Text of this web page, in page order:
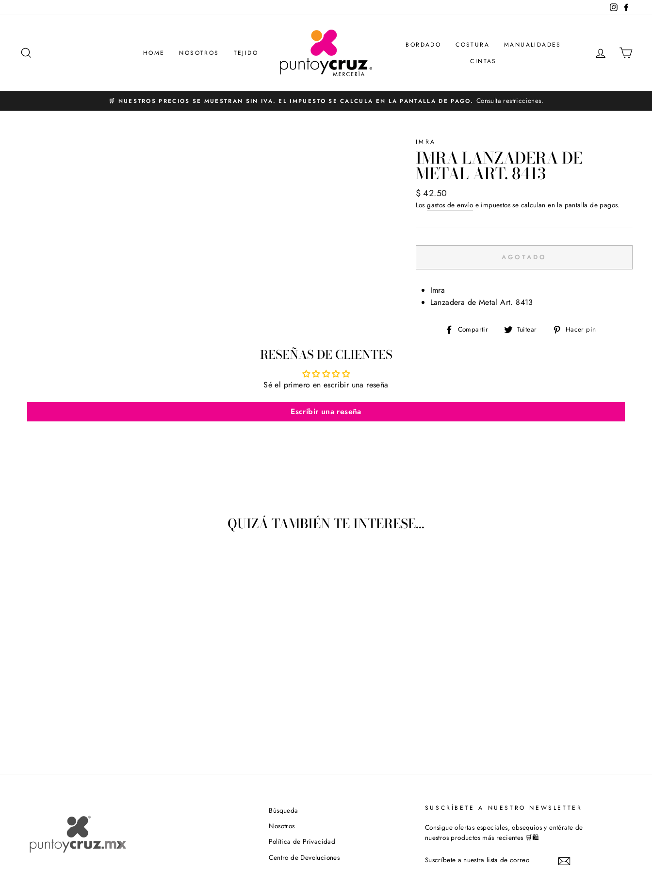
Instagram
HOME NOSOTROS TEJIDO
BORDADO COSTURA
MANUALIDADES
CINTAS
INGRESAR
diapositivas
🛒 NUESTROS PRECIOS SE MUESTRAN SIN IVA. EL IMPUESTO SE CALCULA EN LA PANTALLA DE PAGO. Consulta restricciones.
IMRA
IMRA LANZADERA DE
METAL ART. 8413
Precio
habitual
$ 42.50
Losgastos de envío e impuestos se calculan en la pantalla de pagos.
AGOTADO
Imra
Lanzadera de Metal Art. 8413
Compartir
Compartir
Tuitear
TuitearHacer pin
RESEÑAS DE CLIENTES
Sé el primero en escribir una reseña
Escribir una reseña
QUIZÁ TAMBIÉN TE INTERESE...
Búsqueda
Nosotros
Política de Privacidad
Centro de Devoluciones
SUSCRÍBETE A NUESTRO NEWSLETTER
Consigue ofertas especiales, obsequios y entérate de
nuestros productos más recientes 🛒🛍️
A